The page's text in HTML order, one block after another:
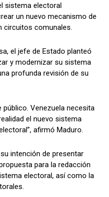
sistema electoral
un nuevo mecanismo de
circuitos comunales.
el jefe de Estado planteó
y modernizar su sistema
profunda revisión de su
público. Venezuela necesita
el nuevo sistema
afirmó Maduro.
intención de presentar
para la redacción
electoral, así como la